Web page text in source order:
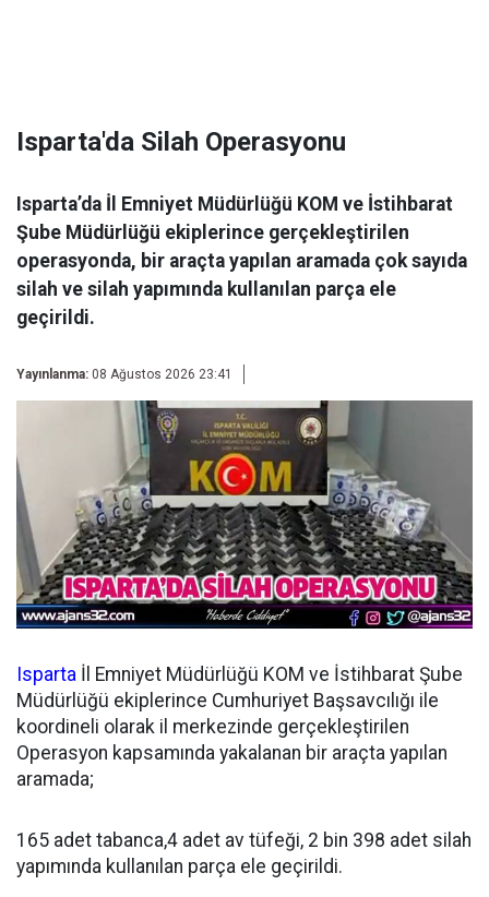
Isparta'da Silah Operasyonu
Isparta’da İl Emniyet Müdürlüğü KOM ve İstihbarat
Şube Müdürlüğü ekiplerince gerçekleştirilen
operasyonda, bir araçta yapılan aramada çok sayıda
silah ve silah yapımında kullanılan parça ele
geçirildi.
Yayınlanma: 08 Ağustos 2026 23:41
Isparta İl Emniyet Müdürlüğü KOM ve İstihbarat Şube
Müdürlüğü ekiplerince Cumhuriyet Başsavcılığı ile
koordineli olarak il merkezinde gerçekleştirilen
Operasyon kapsamında yakalanan bir araçta yapılan
aramada;
165 adet tabanca,4 adet av tüfeği, 2 bin 398 adet silah
yapımında kullanılan parça ele geçirildi.